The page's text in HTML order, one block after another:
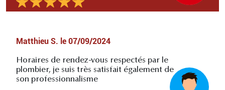
Matthieu S. le 07/09/2024
Horaires de rendez-vous respectés par le
plombier, je suis très satisfait également de
son professionnalisme